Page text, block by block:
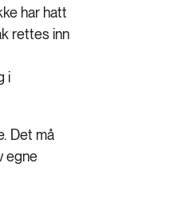
har hatt
rettes inn
i
Det må
egne